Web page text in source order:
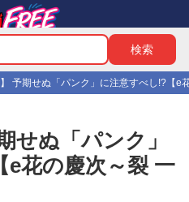
】 予期せぬ「パンク」に注意すべし!?【e
せぬ「パンク」
花の慶次～裂 一